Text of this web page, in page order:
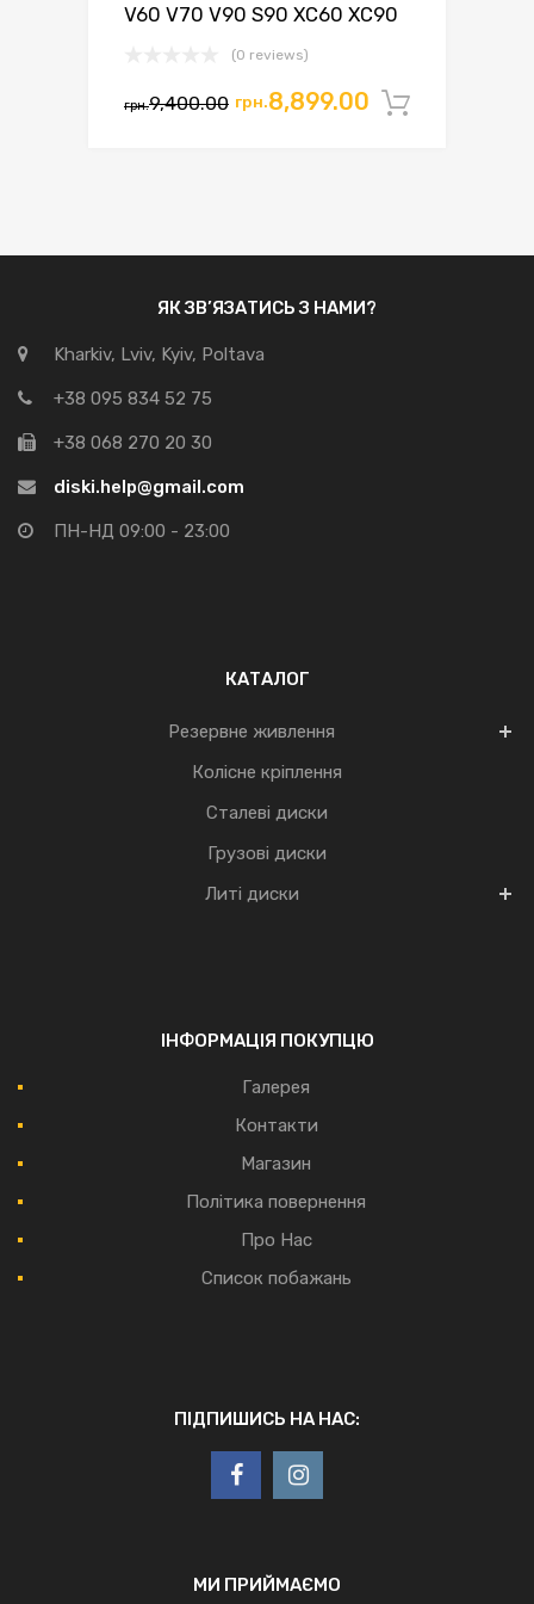
V60 V70 V90 S90 XC60 XC90
(0 reviews)
грн.9,400.00 Оригінальна
грн.8,899.00 Поточна
ЯК ЗВ’ЯЗАТИСЬ З НАМИ?
Kharkiv, Lviv, Kyiv, Poltava
+38 095 834 52 75
+38 068 270 20 30
diski.help@gmail.com
ПН-НД 09:00 - 23:00
КАТАЛОГ
Резервне живлення
Колісне кріплення
Сталеві диски
Грузові диски
Литі диски
ІНФОРМАЦІЯ ПОКУПЦЮ
Галерея
Контакти
Магазин
Політика повернення
Про Нас
Список побажань
ПІДПИШИСЬ НА НАС:
МИ ПРИЙМАЄМО